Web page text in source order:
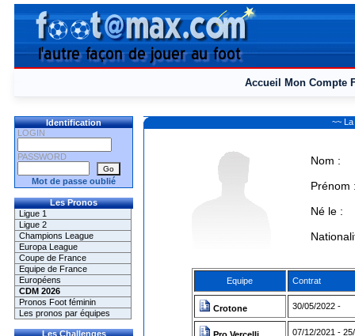
Accueil Mon Compte
Identification
LOGIN
PASSWORD
Mot de passe oublié
Les Pronos
Ligue 1
Ligue 2
Champions League
Europa League
Coupe de France
Equipe de France
Européens
CDM 2026
Pronos Foot féminin
Les pronos par équipes
Les Challenges
~~
Nom :
Prénom
Né le :
Equipe Contrat
Crotone 30/05/2022 -
07/12/2021 -